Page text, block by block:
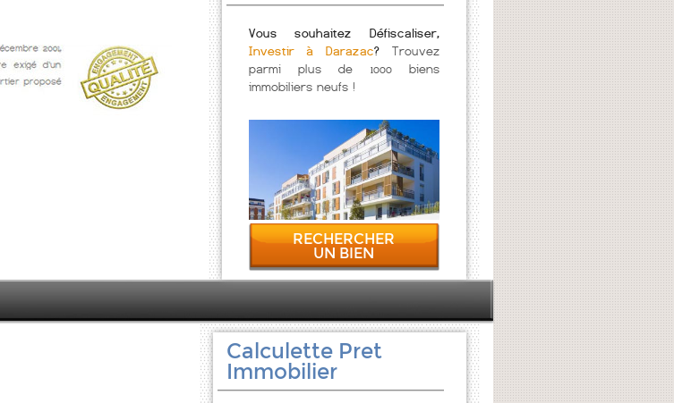
Vous souhaitez Défiscaliser,
Investir à Darazac?Trouvez
parmi plus de 1000 biens
immobiliers neufs !
RECHERCHER
UN BIEN
Calculette Pret
Immobilier